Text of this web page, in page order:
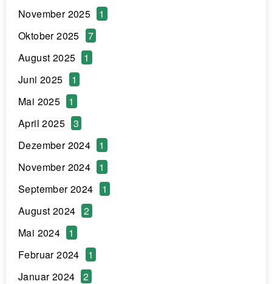
November 2025
1
Oktober 2025
7
August 2025
1
Juni 2025
1
Mai 2025
1
April 2025
3
Dezember 2024
1
November 2024
1
September 2024
1
August 2024
2
Mai 2024
1
Februar 2024
1
Januar 2024
2